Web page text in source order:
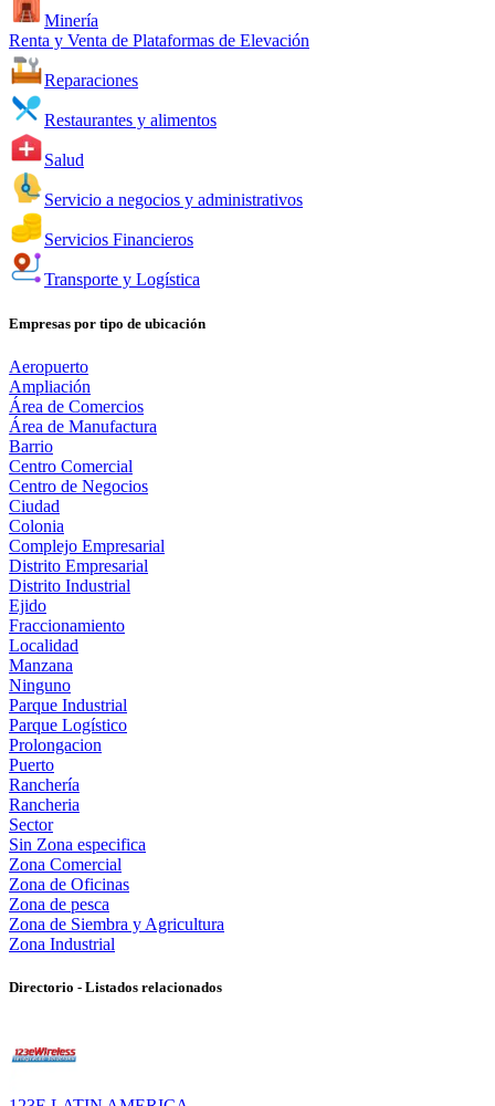
Minería
Renta y Venta de Plataformas de Elevación
Reparaciones
Restaurantes y alimentos
Salud
Servicio a negocios y administrativos
Servicios Financieros
Transporte y Logística
Empresas por tipo de ubicación
Aeropuerto
Ampliación
Área de Comercios
Área de Manufactura
Barrio
Centro Comercial
Centro de Negocios
Ciudad
Colonia
Complejo Empresarial
Distrito Empresarial
Distrito Industrial
Ejido
Fraccionamiento
Localidad
Manzana
Ninguno
Parque Industrial
Parque Logístico
Prolongacion
Puerto
Ranchería
Rancheria
Sector
Sin Zona especifica
Zona Comercial
Zona de Oficinas
Zona de pesca
Zona de Siembra y Agricultura
Zona Industrial
Directorio - Listados relacionados